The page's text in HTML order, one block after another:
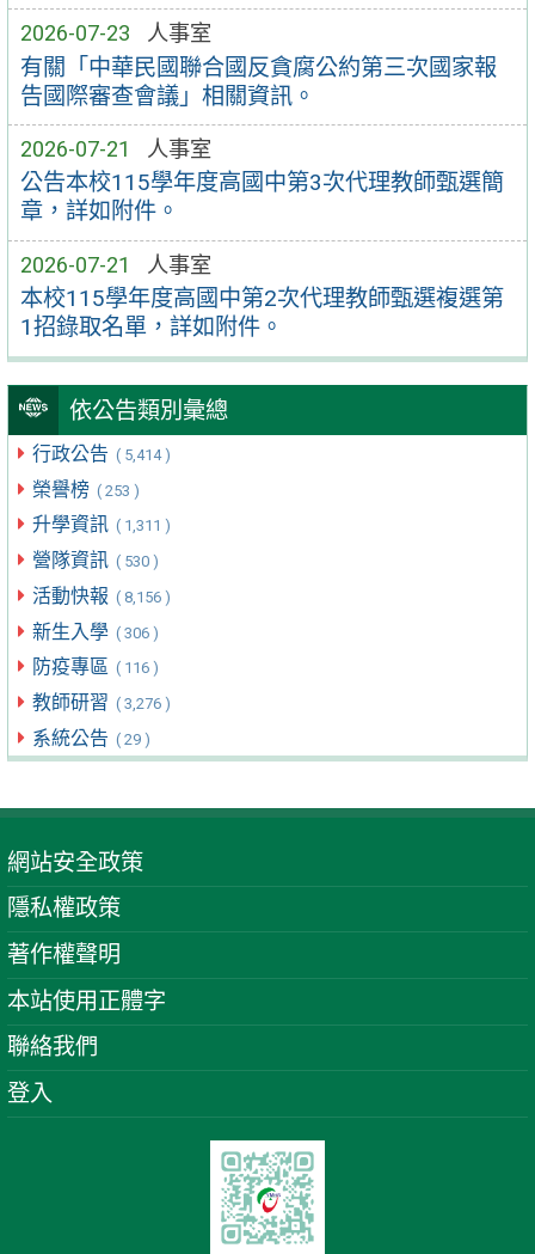
2026-07-23 人事室
有關「中華民國聯合國反貪腐公約第三次國家報
告國際審查會議」相關資訊。
2026-07-21 人事室
公告本校115學年度高國中第3次代理教師甄選簡
章，詳如附件。
2026-07-21 人事室
本校115學年度高國中第2次代理教師甄選複選第
1招錄取名單，詳如附件。
依公告類別彙總
行政公告 ( 5,414 )
榮譽榜 ( 253 )
升學資訊 ( 1,311 )
營隊資訊 ( 530 )
活動快報 ( 8,156 )
新生入學 ( 306 )
防疫專區 ( 116 )
教師研習 ( 3,276 )
系統公告 ( 29 )
網站安全政策
隱私權政策
著作權聲明
本站使用正體字
聯絡我們
登入